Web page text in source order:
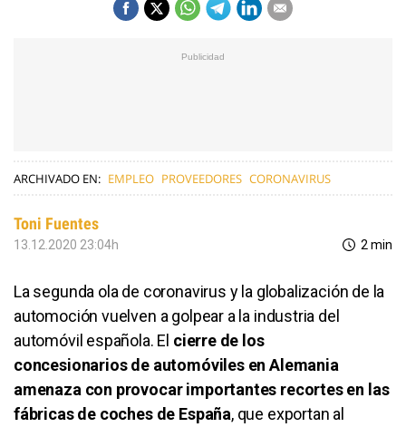
ARCHIVADO EN: EMPLEO PROVEEDORES CORONAVIRUS
Toni Fuentes
13.12.2020 23:04h 2 min
La segunda ola de coronavirus y la globalización de la
automoción vuelven a golpear a la industria del
automóvil española. El cierre de los
concesionarios de automóviles en Alemania
amenaza con provocar importantes recortes en las
fábricas de coches de España, que exportan al